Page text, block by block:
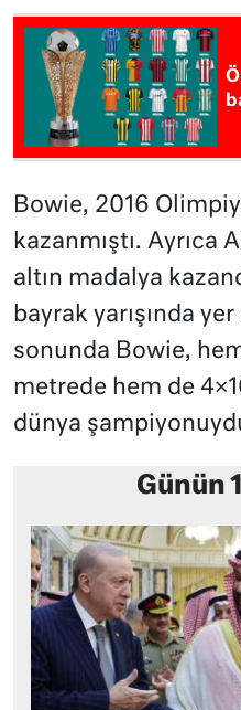
Bowie, 2016
kazanmıştı. Ayrıca
altın madalya
bayrak yarışında yer
sonunda Bowie,
metrede hem de
dünya
Günün